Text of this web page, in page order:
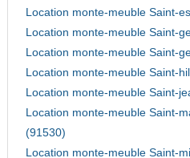
Location monte-meuble Saint-
Location monte-meuble Saint-
Location monte-meuble Saint-
Location monte-meuble Saint-
Location monte-meuble Saint-
Location monte-meuble Saint-
(91530)
Location monte-meuble Saint-